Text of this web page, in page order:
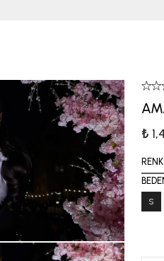
₺
RENK
S